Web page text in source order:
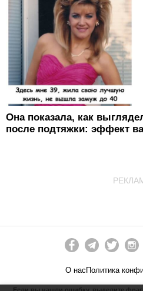
Она показала, как
после подтяжки: эффект
О нас Политика